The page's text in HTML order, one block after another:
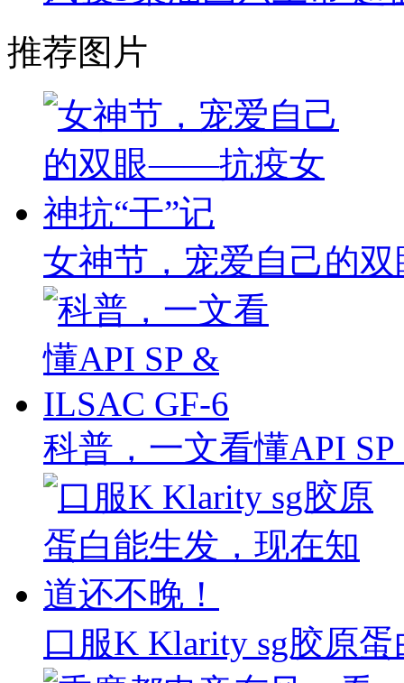
推荐图片
女神节，宠爱自己的
科普，一文看懂API
口服K Klarity sg胶原